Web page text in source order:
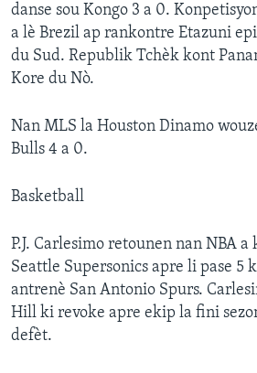
danse sou Kongo 3 a 0.
a lè Brezil ap rankontre Etazuni
du Sud. Republik Tchèk kont
Kore du Nò.
Nan MLS la Houston Dinamo
Bulls 4 a 0.
Basketball
P.J. Carlesimo retounen nan NBA
Seattle Supersonics apre li pase 5
antrenè San Antonio Spurs.
Hill ki revoke apre ekip la fini
defèt.